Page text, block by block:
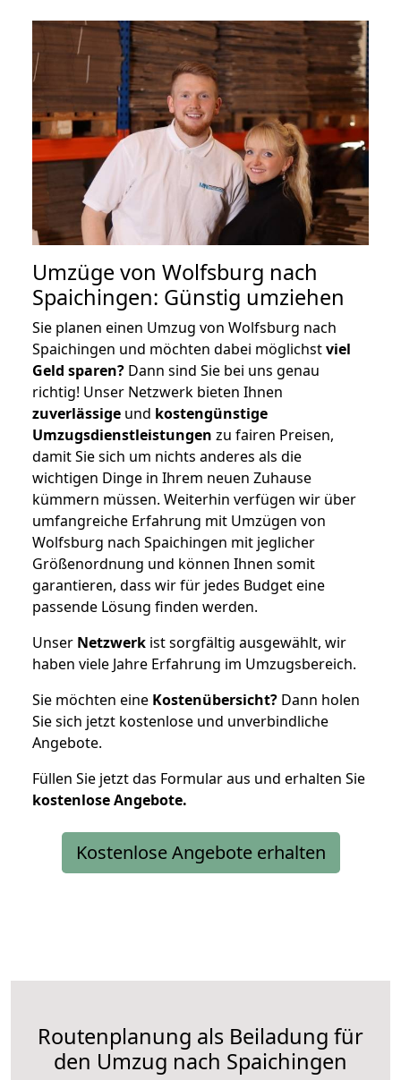
Umzüge von Wolfsburg nach
Spaichingen: Günstig umziehen
Sie planen einen Umzug von Wolfsburg nach
Spaichingen und möchten dabei möglichstviel
Geld sparen? Dann sind Sie bei uns genau
richtig! Unser Netzwerk bieten Ihnen
zuverlässige und kostengünstige
Umzugsdienstleistungen zu fairen Preisen,
damit Sie sich um nichts anderes als die
wichtigen Dinge in Ihrem neuen Zuhause
kümmern müssen. Weiterhin verfügen wir über
umfangreiche Erfahrung mit Umzügen von
Wolfsburg nach Spaichingen mit jeglicher
Größenordnung und können Ihnen somit
garantieren, dass wir für jedes Budget eine
passende Lösung finden werden.
Unser Netzwerk ist sorgfältig ausgewählt, wir
haben viele Jahre Erfahrung im Umzugsbereich.
Sie möchten eine Kostenübersicht? Dann holen
Sie sich jetzt kostenlose und unverbindliche
Angebote.
Füllen Sie jetzt das Formular aus und erhalten Sie
kostenloseAngebote.
Kostenlose Angebote erhalten
Routenplanung als Beiladung für
den Umzug nach Spaichingen